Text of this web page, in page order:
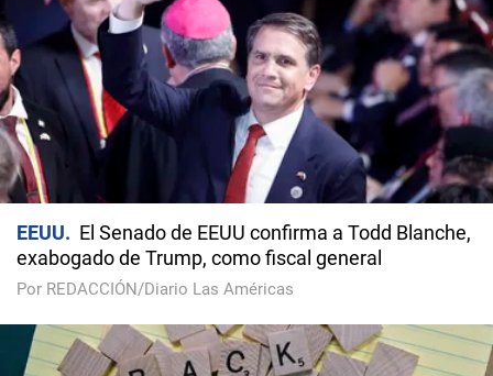
EEUU
El Senado de EEUU confirma a Todd Blanche,
exabogado de Trump, como fiscal general
Por REDACCIÓN/Diario Las Américas